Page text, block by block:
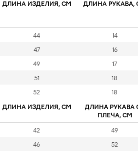
ДЛИНА ИЗДЕЛИЯ, СМ ДЛИНА РУКАВА,
44 14
47 16
49 17
51 18
52 18
ДЛИНА ИЗДЕЛИЯ, СМ
ДЛИНА РУКАВА
ПЛЕЧА, СМ
42 49
46 52